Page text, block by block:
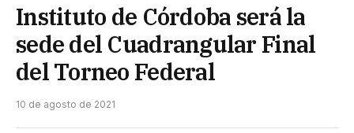
Instituto de Córdoba será la
sede del Cuadrangular Final
del Torneo Federal
10 de agosto de 2021